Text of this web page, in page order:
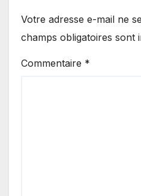
Votre adresse e-mail ne
champs obligatoires sont
Commentaire *